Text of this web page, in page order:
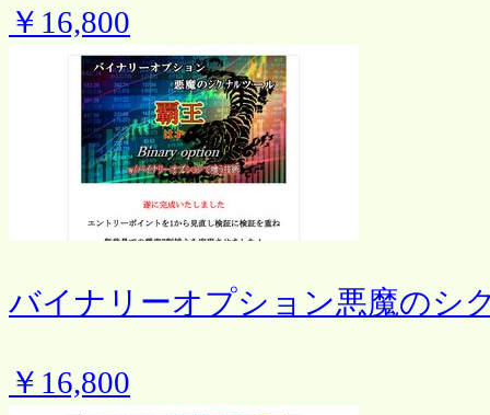
￥16,800
バイナリーオプション悪魔のシ
￥16,800